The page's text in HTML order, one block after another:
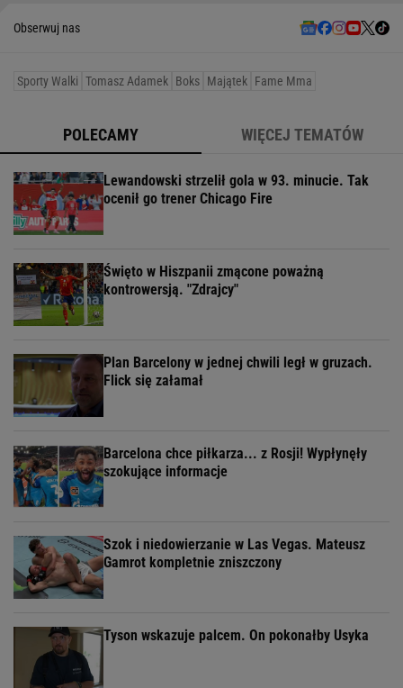
Obserwuj nas
Sporty Walki Tomasz Adamek Boks Majątek Fame Mma
POLECAMY WIĘCEJ TEMATÓW
Lewandowski strzelił gola w 93. minucie. Tak
ocenił go trener Chicago Fire
Święto w Hiszpanii zmącone poważną
kontrowersją. "Zdrajcy"
Plan Barcelony w jednej chwili legł w gruzach.
Flick się załamał
Barcelona chce piłkarza... z Rosji! Wypłynęły
szokujące informacje
Szok i niedowierzanie w Las Vegas. Mateusz
Gamrot kompletnie zniszczony
Tyson wskazuje palcem. On pokonałby Usyka